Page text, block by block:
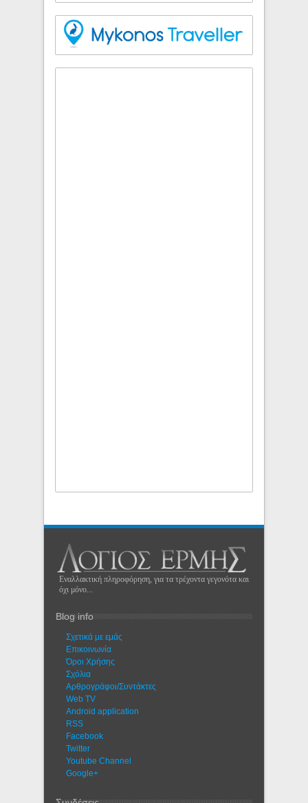
Εναλλακτική πληροφόρηση, για τα τρέχοντα γεγονότα και
όχι μόνο...
Blog info
Σχετικά με εμάς
Eπικοινωνία
Όροι Χρήσης
Σχόλια
Αρθρογράφοι/Συντάκτες
Web TV
Android application
RSS
Facebook
Twitter
Youtube Channel
Google+